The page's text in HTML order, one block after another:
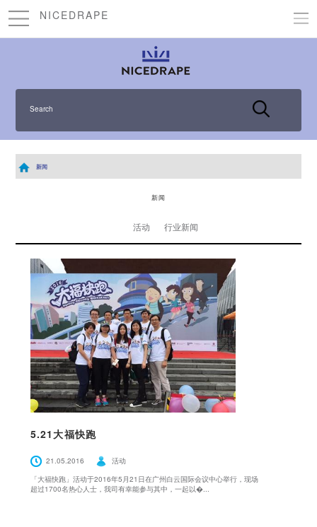
NICEDRAPE
Search
新闻
新闻
活动 行业新闻
5.21大福快跑
21.05.2016
活动
「大福快跑」活动于2016年5月21日在广州白云国际会议中心举行，现场
超过1700名热心人士，我司有幸能参与其中，一起以�...